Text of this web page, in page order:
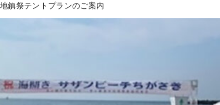
地鎮祭テントプランのご案内